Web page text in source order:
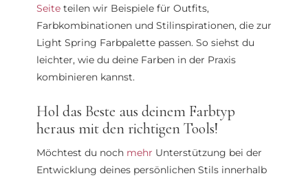
Seiteteilen wir Beispiele für Outfits,
Farbkombinationen und Stilinspirationen, die zur
Light Spring Farbpalette passen. So siehst du
leichter, wie du deine Farben in der Praxis
kombinieren kannst.
Hol das Beste aus deinem Farbtyp
heraus mit den richtigen Tools!
Möchtest du noch mehr Unterstützung bei der
Entwicklung deines persönlichen Stils innerhalb